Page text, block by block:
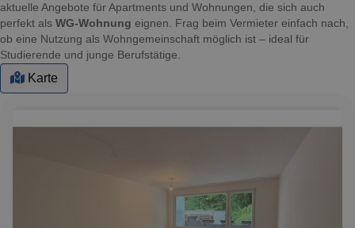
aktuelle Angebote für Apartments und Wohnungen, die sich auch
perfekt als WG-Wohnung eignen. Frag beim Vermieter einfach nach,
ob eine Nutzung als Wohngemeinschaft möglich ist – ideal für
Studierende und junge Berufstätige.
Karte